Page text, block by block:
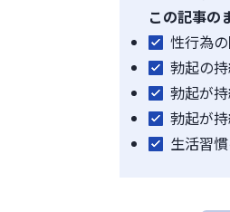
この記事の
性行為
勃起の
勃起が
勃起が
生活習